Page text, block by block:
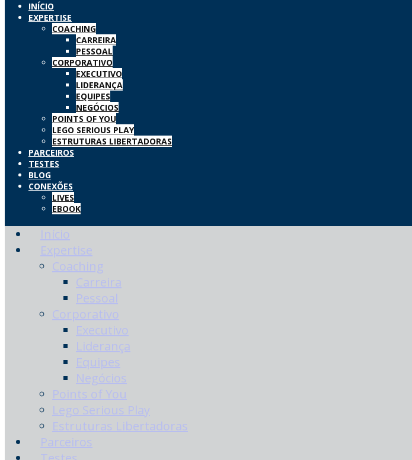
INÍCIO
EXPERTISE
COACHING
CARREIRA
PESSOAL
CORPORATIVO
EXECUTIVO
LIDERANÇA
EQUIPES
NEGÓCIOS
POINTS OF YOU
LEGO SERIOUS PLAY
ESTRUTURAS LIBERTADORAS
PARCEIROS
TESTES
BLOG
CONEXÕES
LIVES
EBOOK
Início
Expertise
Coaching
Carreira
Pessoal
Corporativo
Executivo
Liderança
Equipes
Negócios
Points of You
Lego Serious Play
Estruturas Libertadoras
Parceiros